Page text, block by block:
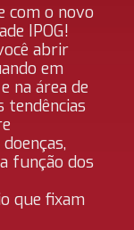
com o novo
IPOG!
abrir
em
na área de
tendências
função dos
que fixam